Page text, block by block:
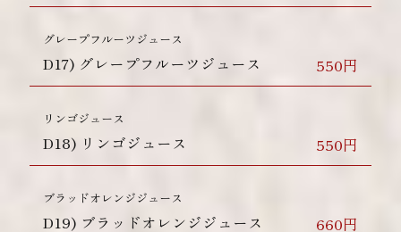
グレープフルーツジュース
D17) グレープフルーツジュース 550円
リンゴジュース
D18) リンゴジュース 550円
ブラッドオレンジジュース
D19) ブラッドオレンジジュース 660円